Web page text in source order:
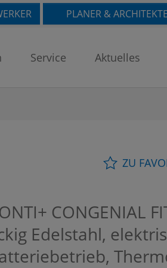
PLANER &
Service Aktuelles
ZU
CONGENIAL
Edelstahl,